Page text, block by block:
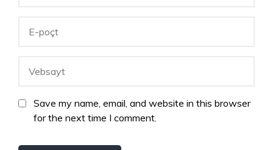
Save my name, email, and website in this browser
for the next time I comment.